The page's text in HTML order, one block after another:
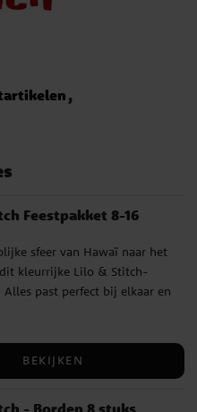
Feestpakket 8-16
sfeer van Hawaï naar het
kleurrijke Lilo & Stitch-
Alles past perfect bij elkaar en
borden, papieren bekers en
terwijl de bijpassende
BEKIJKEN